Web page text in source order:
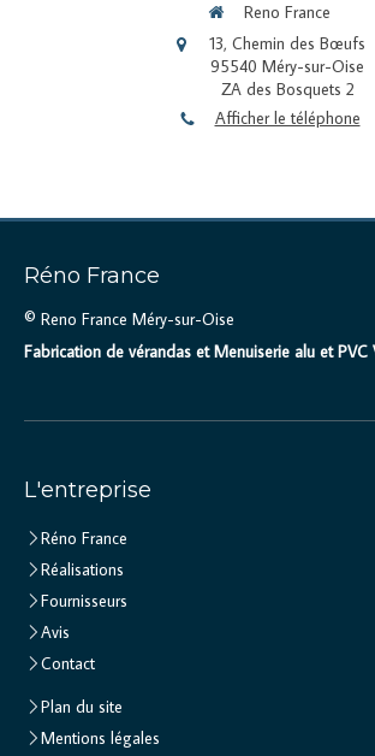
Reno France
13, Chemin des Bœufs
95540 Méry-sur-Oise
ZA des Bosquets 2
Afficher le téléphone
Réno France
© Reno France Méry-sur-Oise
Fabrication de vérandas et Menuiserie alu et
L'entreprise
Réno France
Réalisations
Fournisseurs
Avis
Contact
Plan du site
Mentions légales